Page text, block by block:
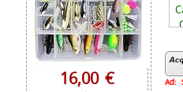
16,00 € Ad: